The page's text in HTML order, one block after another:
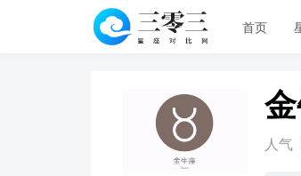
首页
人气